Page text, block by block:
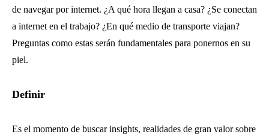
de navegar por internet. ¿A qué hora llegan a casa? ¿Se conectan
a internet en el trabajo? ¿En qué medio de transporte viajan?
Preguntas como estas serán fundamentales para ponernos en su
piel.
Definir
Es el momento de buscar insights, realidades de gran valor sobre